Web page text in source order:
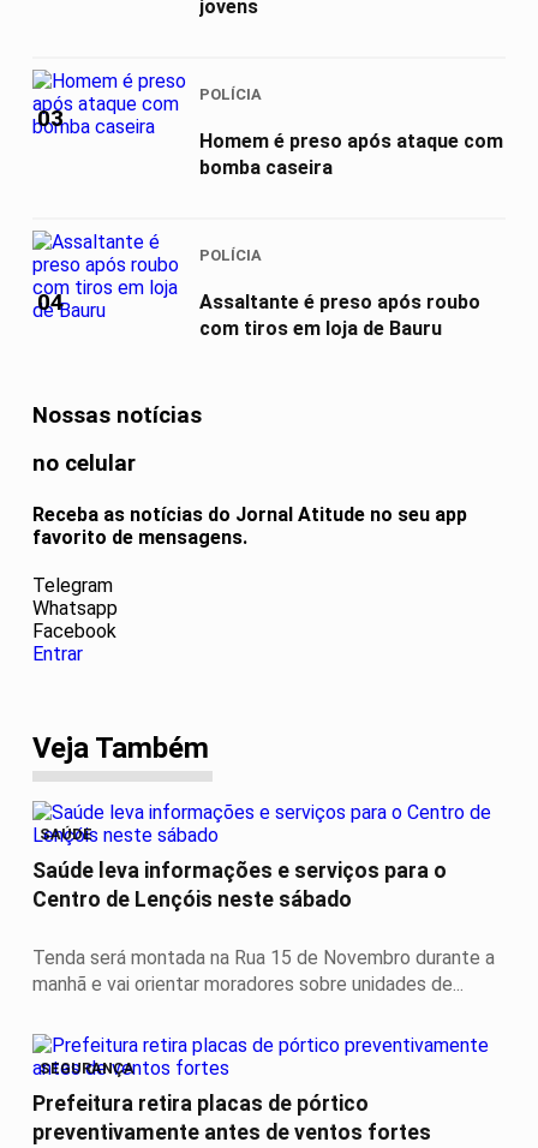
jovens
03
POLÍCIA
Homem é preso após ataque com
bomba caseira
04
POLÍCIA
Assaltante é preso após roubo
com tiros em loja de Bauru
Nossas notícias
no celular
Receba as notícias do Jornal Atitude no seu app
favorito de mensagens.
Telegram
Whatsapp
Facebook
Entrar
Veja Também
SAÚDE
Saúde leva informações e serviços para o
Centro de Lençóis neste sábado
Tenda será montada na Rua 15 de Novembro durante a
manhã e vai orientar moradores sobre unidades de...
SEGURANÇA
Prefeitura retira placas de pórtico
preventivamente antes de ventos fortes